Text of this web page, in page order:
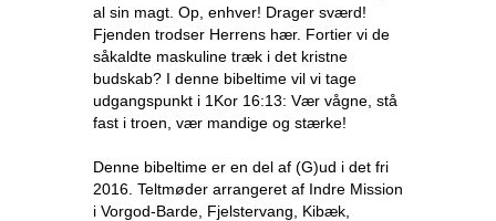
al sin magt. Op, enhver! Drager sværd!
Fjenden trodser Herrens hær. Fortier vi de
såkaldte maskuline træk i det kristne
budskab? I denne bibeltime vil vi tage
udgangspunkt i 1Kor 16:13: Vær vågne, stå
fast i troen, vær mandige og stærke!
Denne bibeltime er en del af (G)ud i det fri
2016. Teltmøder arrangeret af Indre Mission
i Vorgod-Barde, Fjelstervang, Kibæk,